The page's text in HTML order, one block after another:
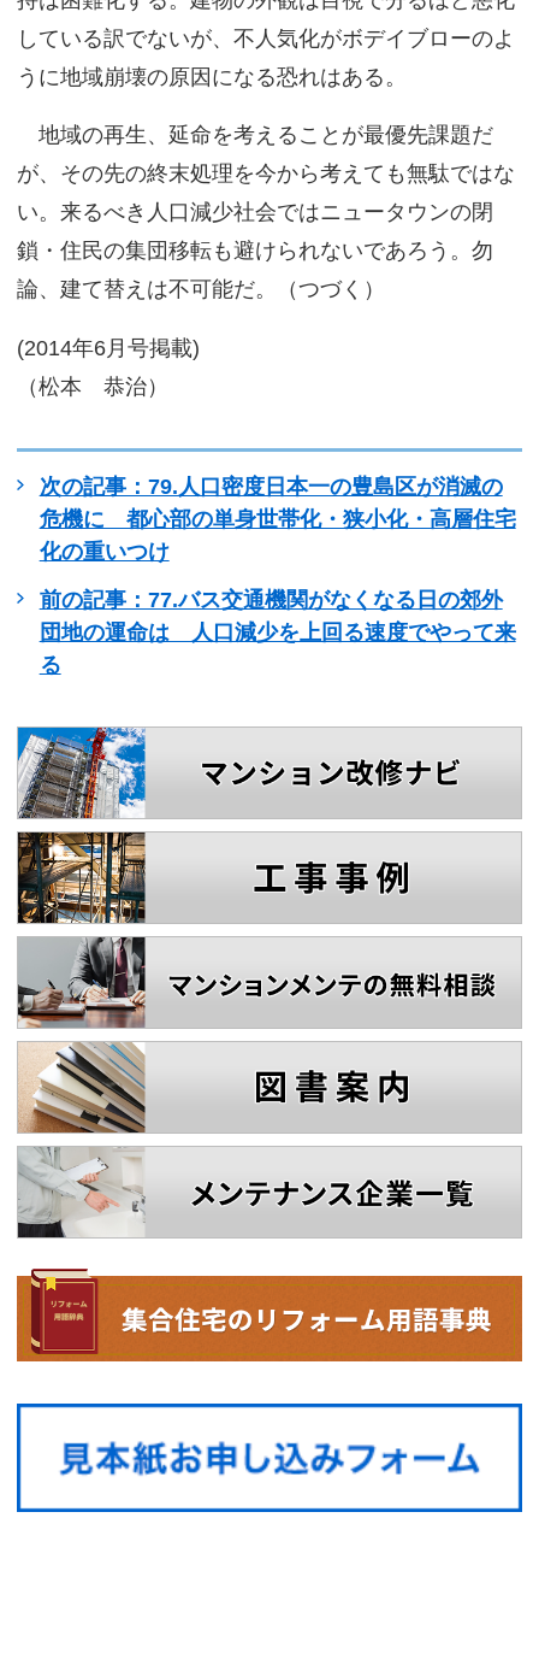
している訳でないが、不人気化がボデイブローのよ
うに地域崩壊の原因になる恐れはある。
地域の再生、延命を考えることが最優先課題だ
が、その先の終末処理を今から考えても無駄ではな
い。来るべき人口減少社会ではニュータウンの閉
鎖・住民の集団移転も避けられないであろう。勿
論、建て替えは不可能だ。（つづく）
(2014年6月号掲載)
（松本 恭治）
次の記事：79.人口密度日本一の豊島区が消滅の
危機に 都心部の単身世帯化・狭小化・高層住宅
化の重いつけ
前の記事：77.バス交通機関がなくなる日の郊外
団地の運命は 人口減少を上回る速度でやって来
る